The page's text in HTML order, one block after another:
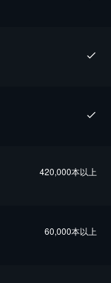
420,000本以上
60,000本以上